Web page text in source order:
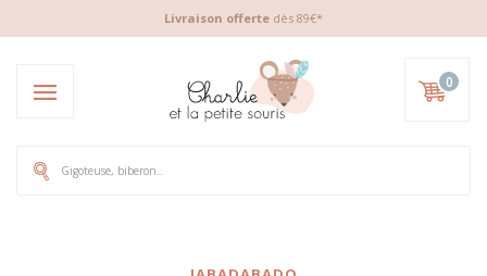
Livraison offerte dès 89€*
0